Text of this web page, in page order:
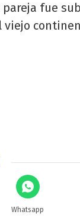
fue
Whatsapp